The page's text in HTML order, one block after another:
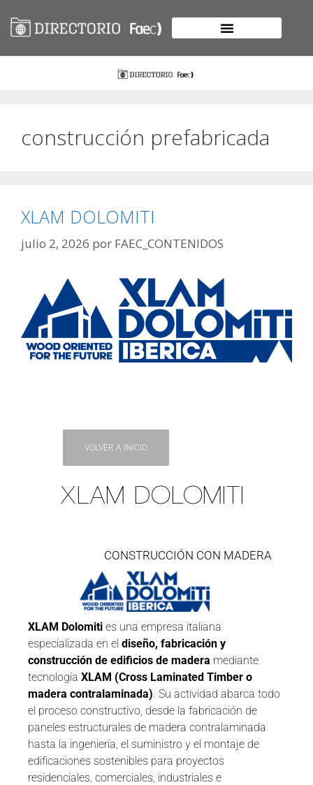
construcción prefabricada
XLAM DOLOMITI
julio 2, 2026 por FAEC_CONTENIDOS
VOLVER A INICIO
XLAM DOLOMITI
CONSTRUCCIÓN CON MADERA
XLAM Dolomiti es una empresa italiana
especializada en el diseño, fabricación y
construcción de edificios de madera mediante
tecnología XLAM (Cross Laminated Timber o
madera contralaminada) . Su actividad abarca todo
el proceso constructivo, desde la fabricación de
paneles estructurales de madera contralaminada
hasta la ingeniería, el suministro y el montaje de
edificaciones sostenibles para proyectos
residenciales, comerciales, industriales e